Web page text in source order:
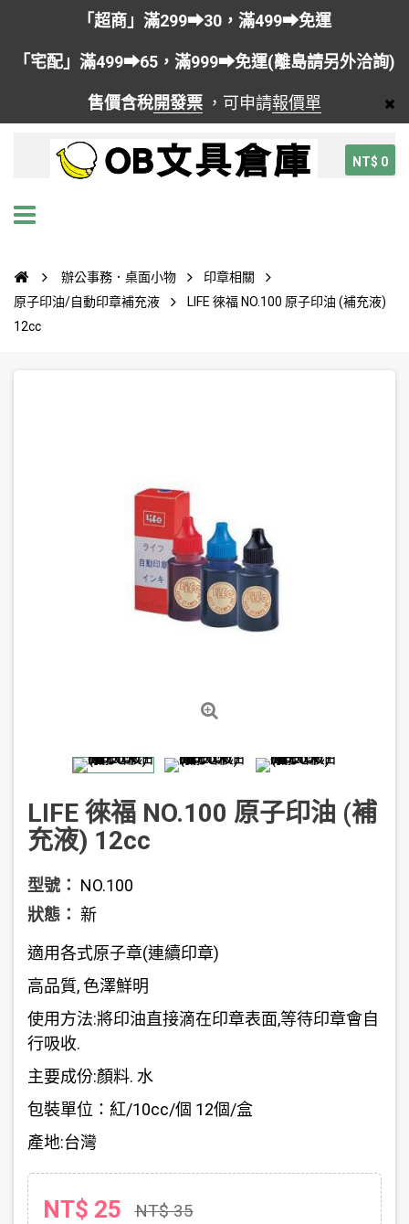
「超商」滿299➡30，滿499➡免運
「宅配」滿499➡65，滿999➡免運(離島請另外洽詢)
售價含稅開發票 ，可申請報價單
NT$ 0
辦公事務．桌面小物
印章相關
原子印油/自動印章補充液
LIFE 徠福 NO.100 原子印油 (補充液)
12cc
LIFE 徠福 NO.100 原子印油 (補
充液) 12cc
型號： NO.100
狀態： 新
適用各式原子章(連續印章)
高品質, 色澤鮮明
使用方法:將印油直接滴在印章表面,等待印章會自
行吸收.
主要成份:顏料. 水
包裝單位：紅/10cc/個 12個/盒
產地:台灣
NT$ 25 NT$ 35